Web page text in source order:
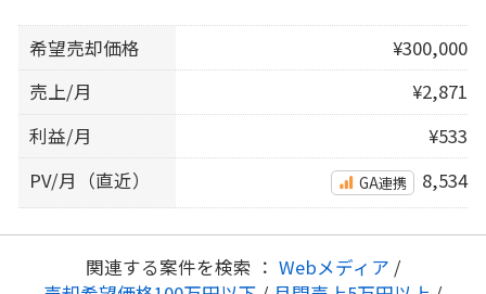
希望売却価格
¥300,000
売上/月
¥2,871
利益/月
¥533
PV/月（直近）
GA連携 8,534
関連する案件を検索 ： Webメディア /